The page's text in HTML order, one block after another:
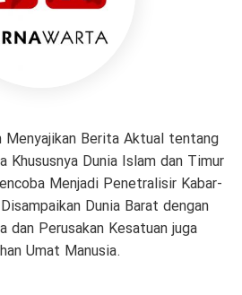
Menyajikan Berita Aktual tentang
Khususnya Dunia Islam dan Timur
Menjadi Penetralisir Kabar-
Dunia Barat dengan
dan Perusakan Kesatuan juga
Umat Manusia.